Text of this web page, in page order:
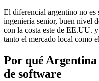
El diferencial argentino no es
ingeniería senior, buen nivel
con la costa este de EE.UU.
tanto el mercado local como
Por qué
de software